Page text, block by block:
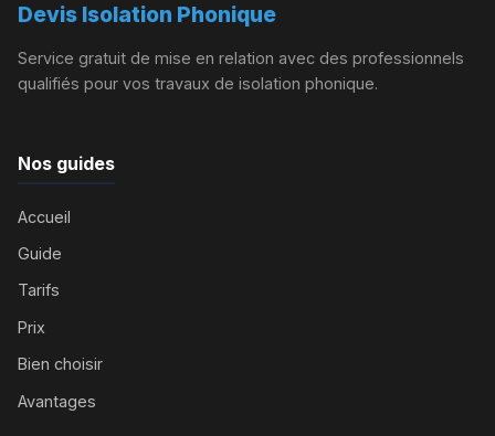
Devis Isolation Phonique
Service gratuit de mise en relation avec des professionnels
qualifiés pour vos travaux de isolation phonique.
Nos guides
Accueil
Guide
Tarifs
Prix
Bien choisir
Avantages